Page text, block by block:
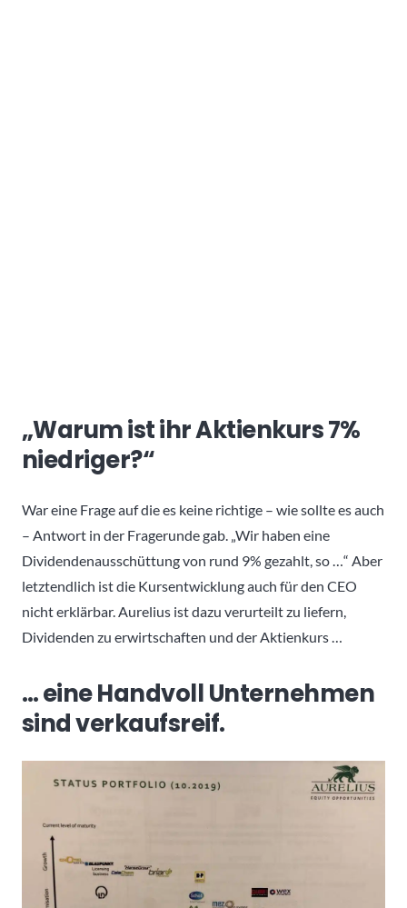
„Warum ist ihr Aktienkurs 7%
niedriger?“
War eine Frage auf die es keine richtige – wie sollte es auch
– Antwort in der Fragerunde gab. „Wir haben eine
Dividendenausschüttung von rund 9% gezahlt, so …“ Aber
letztendlich ist die Kursentwicklung auch für den CEO
nicht erklärbar. Aurelius ist dazu verurteilt zu liefern,
Dividenden zu erwirtschaften und der Aktienkurs …
… eine Handvoll Unternehmen
sind verkaufsreif.